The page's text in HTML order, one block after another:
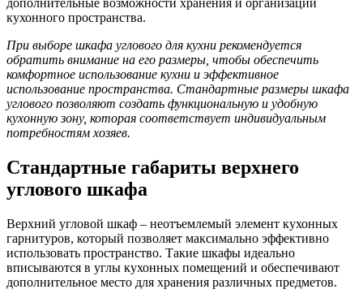
дополнительные возможности хранения и организации
кухонного пространства.
При выборе шкафа углового для кухни рекомендуется
обратить внимание на его размеры, чтобы обеспечить
комфортное использование кухни и эффективное
использование пространства. Стандартные размеры шкафа
углового позволяют создать функциональную и удобную
кухонную зону, которая соответствует индивидуальным
потребностям хозяев.
Стандартные габариты верхнего
углового шкафа
Верхний угловой шкаф – неотъемлемый элемент кухонных
гарнитуров, который позволяет максимально эффективно
использовать пространство. Такие шкафы идеально
вписываются в углы кухонных помещений и обеспечивают
дополнительное место для хранения различных предметов.